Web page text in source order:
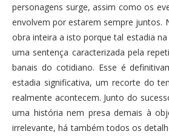
personagens surge, assim como os
envolvem por estarem sempre juntos.
obra inteira a isto porque tal estadia
uma sentença caracterizada pela
banais do cotidiano. Esse é
estadia significativa, um recorte do
realmente acontecem. Junto do
uma história nem presa demais à
irrelevante, há também todos os